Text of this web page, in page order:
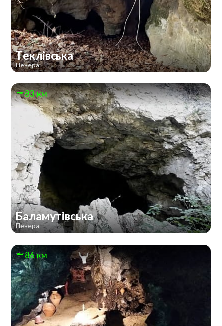
Теклівська
Печера
83 км
Баламутівська
Печера
86 км